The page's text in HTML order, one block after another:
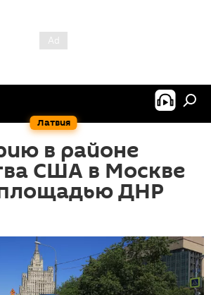
Латвия
в районе
США в Москве
ДНР